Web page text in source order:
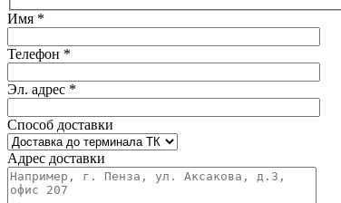
Имя *
Телефон *
Эл. адрес *
Способ доставки
Адрес доставки